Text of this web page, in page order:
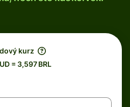
kurz
= 3,597 BRL